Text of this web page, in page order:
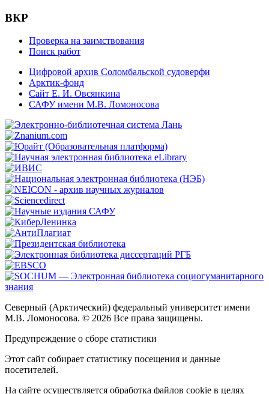
ВКР
Проверка на заимствования
Поиск работ
Цифровой архив Соломбальской судоверфи
Арктик-фонд
Сайт Е. И. Овсянкина
САФУ имени М.В. Ломоносова
Северный (Арктический) федеральный университет имени
М.В. Ломоносова. © 2026 Все права защищены.
Предупреждение о сборе статистики
Этот сайт собирает статистику посещения и данные
посетителей.
На сайте осуществляется обработка файлов cookie в целях